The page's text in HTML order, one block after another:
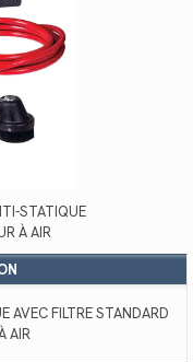
STATIQUE
À AIR
AVEC FILTRE STANDARD
AIR